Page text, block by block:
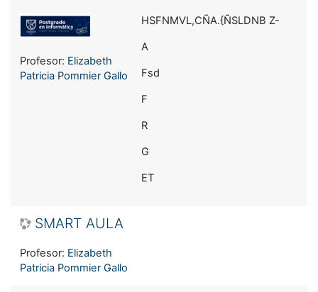
HSFNMVL,CÑA.{ÑSLDNB Z-
A
Fsd
F
R
G
ET
Profesor: Elizabeth
Patricia Pommier Gallo
SMART AULA
Profesor: Elizabeth
Patricia Pommier Gallo